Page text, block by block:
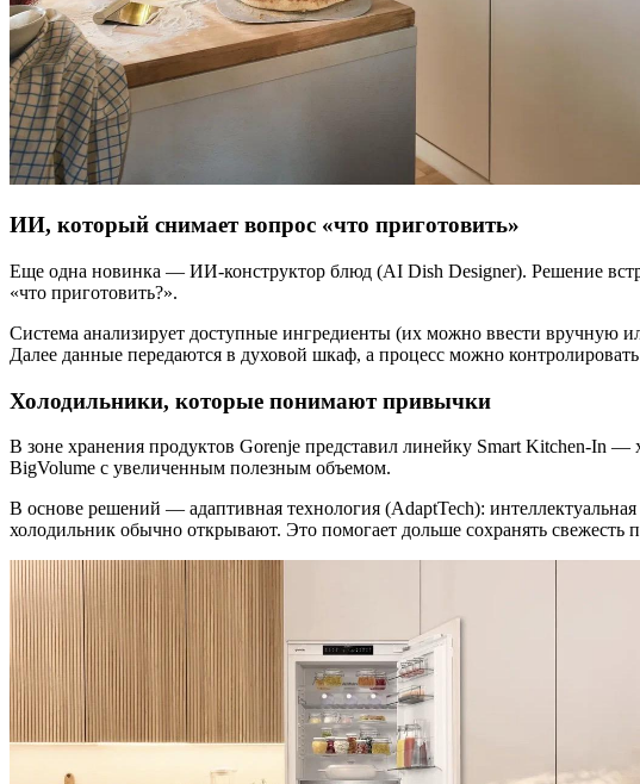
ИИ, который снимает вопрос «что приготовить»
Еще одна новинка — ИИ-конструктор блюд (AI Dish Designer). Решение
«что приготовить?».
Система анализирует доступные ингредиенты (их можно ввести вручную
Далее данные передаются в духовой шкаф, а процесс можно
Холодильники, которые понимают привычки
В зоне хранения продуктов Gorenje представил линейку Smart Kitchen-In —
BigVolume с увеличенным полезным объемом.
В основе решений — адаптивная технология (AdaptTech):
холодильник обычно открывают. Это помогает дольше сохранять свежесть